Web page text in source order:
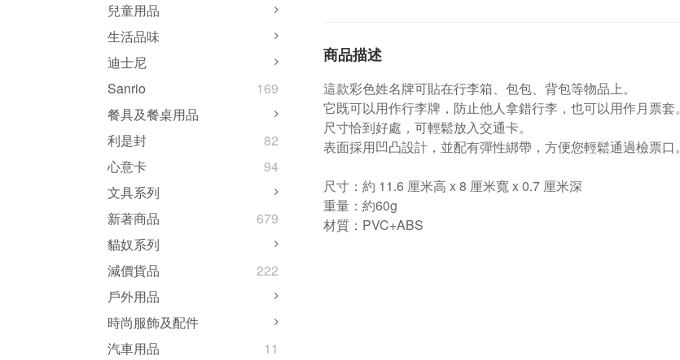
兒童用品
生活品味
迪士尼
Sanrio
169
餐具及餐桌用品
利是封
82
心意卡
94
文具系列
新著商品
679
貓奴系列
減價貨品
222
戶外用品
時尚服飾及配件
汽車用品
11
商品描述
這款彩色姓名牌可貼在行李箱、包包、背包等物品上。
它既可以用作行李牌，防止他人拿錯行李，也可以用作月票套。
尺寸恰到好處，可輕鬆放入交通卡。
表面採用凹凸設計，並配有彈性綁帶，方便您輕鬆通過檢票口。
尺寸：約 11.6 厘米高 x 8 厘米寬 x 0.7 厘米深
重量：約60g
材質：PVC+ABS